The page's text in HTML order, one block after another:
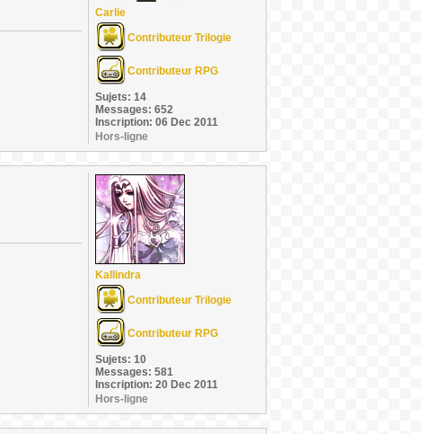
Carlie
Contributeur Trilogie
Contributeur RPG
Sujets: 14
Messages: 652
Inscription: 06 Dec 2011
Hors-ligne
Kallindra
Contributeur Trilogie
Contributeur RPG
Sujets: 10
Messages: 581
Inscription: 20 Dec 2011
Hors-ligne